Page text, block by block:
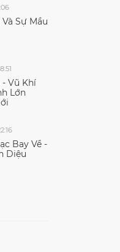
Sự Mầu
- Vũ Khí
Lớn
Bay Về -
Diệu